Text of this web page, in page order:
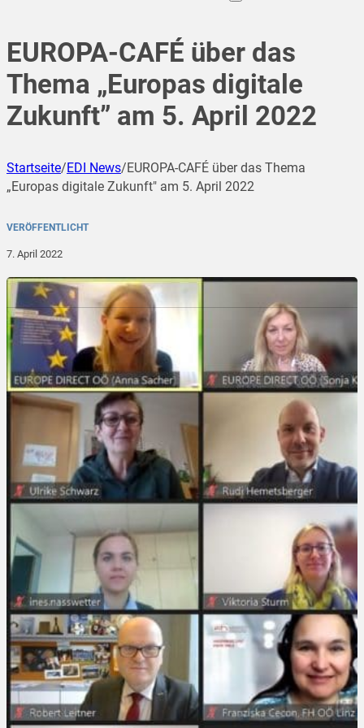
EUROPA-CAFÉ über das
Thema „Europas digitale
Zukunft” am 5. April 2022
Startseite/EDI News/EUROPA-CAFÉ über das Thema
„Europas digitale Zukunft" am 5. April 2022
VERÖFFENTLICHT
7. April 2022